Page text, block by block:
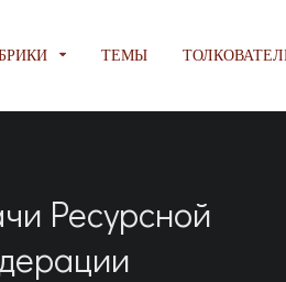
ТЕМЫ
Ресурсной